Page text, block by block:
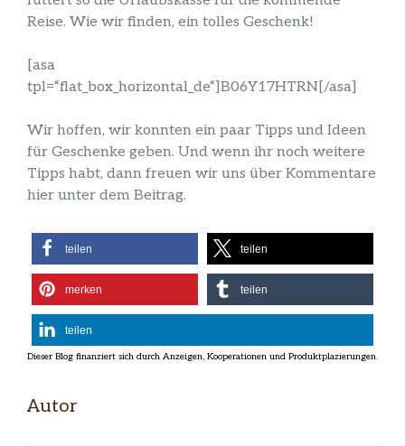
Reise. Wie wir finden, ein tolles Geschenk!
[asa
tpl=“flat_box_horizontal_de“]B06Y17HTRN[/asa]
Wir hoffen, wir konnten ein paar Tipps und Ideen
für Geschenke geben. Und wenn ihr noch weitere
Tipps habt, dann freuen wir uns über Kommentare
hier unter dem Beitrag.
teilen teilen
merken teilen
teilen
Autor